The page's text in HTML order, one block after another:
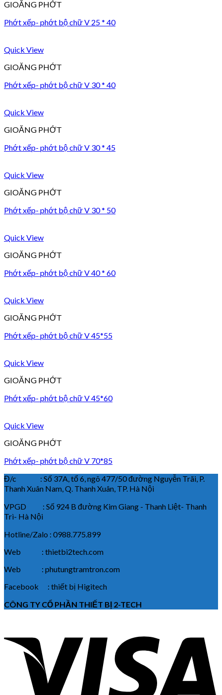
GIOĂNG PHỚT
Phớt xếp- phớt bộ chữ V 25 * 40
Quick View
GIOĂNG PHỚT
Phớt xếp- phớt bộ chữ V 30 * 40
Quick View
GIOĂNG PHỚT
Phớt xếp- phớt bộ chữ V 30 * 45
Quick View
GIOĂNG PHỚT
Phớt xếp- phớt bộ chữ V 30 * 50
Quick View
GIOĂNG PHỚT
Phớt xếp- phớt bộ chữ V 40 * 60
Quick View
GIOĂNG PHỚT
Phớt xếp- phớt bộ chữ V 45*55
Quick View
GIOĂNG PHỚT
Phớt xếp- phớt bộ chữ V 45*60
Quick View
GIOĂNG PHỚT
Phớt xếp- phớt bộ chữ V 70*85
Đ/c : Số 37A, tổ 6, ngõ 477/50 đường Nguyễn Trãi, P.
Thanh Xuân Nam, Q. Thanh Xuân, TP. Hà Nội
VPGD : Số 924 B đường Kim Giang - Thanh Liệt- Thanh
Trì- Hà Nội
Hotline/Zalo : 0988.775.899
Web : thietbi2tech.com
Web : phutungtramtron.com
Facebook : thiết bị Higitech
CÔNG TY CỔ PHẦN THIẾT BỊ 2-TECH